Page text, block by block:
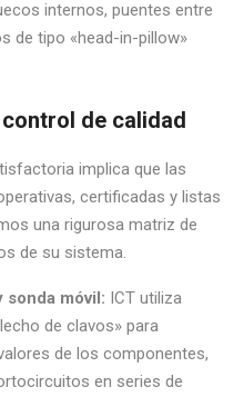
internos, puentes entre
de tipo «head-in-pillow»
de calidad
implica que las
certificadas y listas
una rigurosa matriz de
de su sistema.
móvil: ICT utiliza
de clavos» para
de los componentes,
en series de